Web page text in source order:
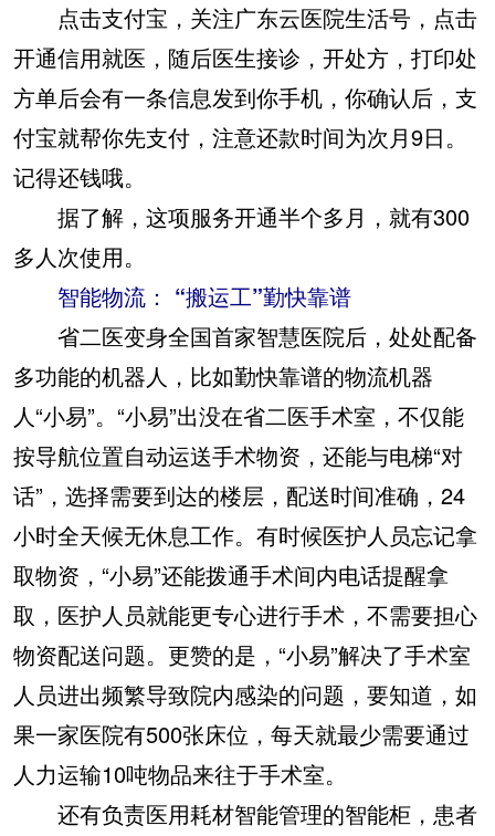
点击支付宝，关注广东云医院生活号，点击
开通信用就医，随后医生接诊，开处方，打印处
方单后会有一条信息发到你手机，你确认后，支
付宝就帮你先支付，注意还款时间为次月9日。
记得还钱哦。
据了解，这项服务开通半个多月，就有300
多人次使用。
智能物流： “搬运工”勤快靠谱
省二医变身全国首家智慧医院后，处处配备
多功能的机器人，比如勤快靠谱的物流机器
人“小易”。“小易”出没在省二医手术室，不仅能
按导航位置自动运送手术物资，还能与电梯“对
话”，选择需要到达的楼层，配送时间准确，24
小时全天候无休息工作。有时候医护人员忘记拿
取物资，“小易”还能拨通手术间内电话提醒拿
取，医护人员就能更专心进行手术，不需要担心
物资配送问题。更赞的是，“小易”解决了手术室
人员进出频繁导致院内感染的问题，要知道，如
果一家医院有500张床位，每天就最少需要通过
人力运输10吨物品来往于手术室。
还有负责医用耗材智能管理的智能柜，患者